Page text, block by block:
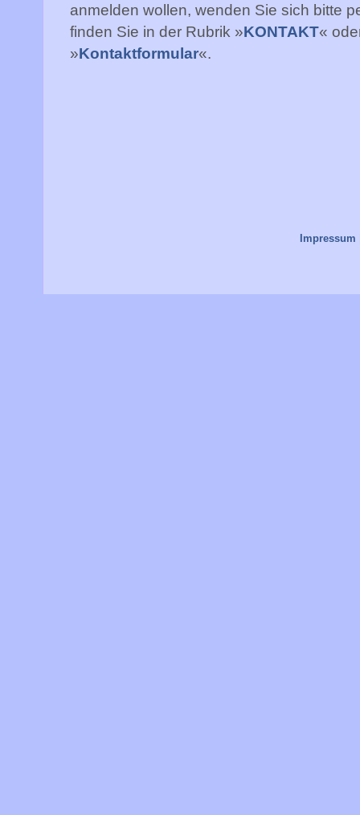
anmelden wollen, wenden Sie sich bitte
finden Sie in der Rubrik »KONTAKT«
»Kontaktformular«.
Impressum